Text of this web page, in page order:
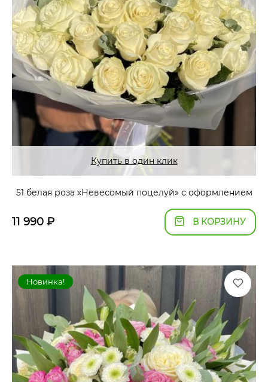
Купить в один клик
51 белая роза «Невесомый поцелуй» с оформлением
11 990 ₽ В КОРЗИНУ
Новинка!